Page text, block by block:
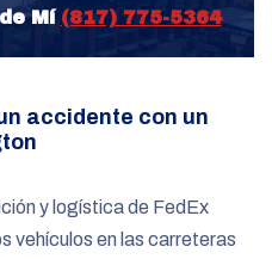
Mí (817) 775-5364
accidente con un
y logística de FedEx
vehículos en las carreteras